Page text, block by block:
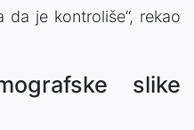
je kontroliše“, rekao
slike